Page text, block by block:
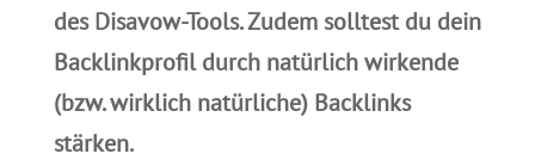
des Disavow-Tools. Zudem solltest du dein
Backlinkprofil durch natürlich wirkende
(bzw. wirklich natürliche) Backlinks
stärken.